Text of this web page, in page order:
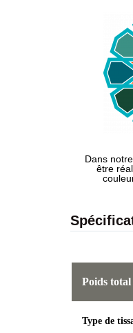
Dans
être
Poids total
Type de